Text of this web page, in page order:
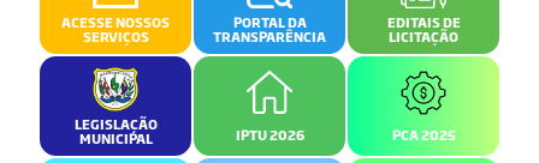
ACESSE NOSSOS
SERVIÇOS
PORTAL DA
TRANSPARÊNCIA
EDITAIS DE
LICITAÇÃO
LEGISLAÇÃO
MUNICIPAL IPTU 2026 PCA 2025